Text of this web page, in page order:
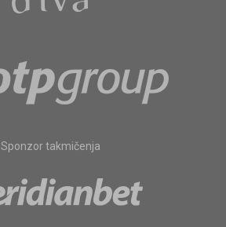
Sponzor takmičenja